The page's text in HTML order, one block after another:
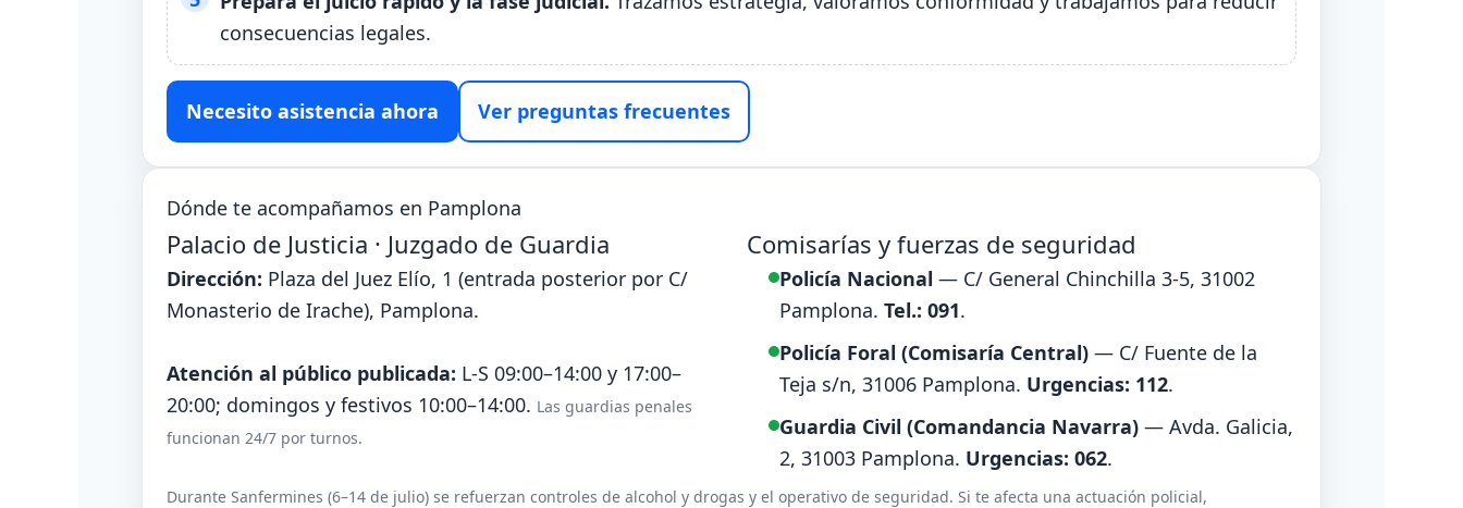
consecuencias legales.
Necesito asistencia ahora Ver preguntas frecuentes
Dónde te acompañamos en Pamplona
Palacio de Justicia · Juzgado de Guardia
Dirección: Plaza del Juez Elío, 1 (entrada posterior por C/
Monasterio de Irache), Pamplona.
Atención al público publicada: L‑S 09:00–14:00 y 17:00–
20:00; domingos y festivos 10:00–14:00. Las guardias penales
funcionan 24/7 por turnos.
Comisarías y fuerzas de seguridad
Policía Nacional — C/ General Chinchilla 3‑5, 31002
Pamplona. Tel.: 091.
Policía Foral (Comisaría Central) — C/ Fuente de la
Teja s/n, 31006 Pamplona. Urgencias: 112.
Guardia Civil (Comandancia Navarra) — Avda. Galicia,
2, 31003 Pamplona. Urgencias: 062.
Durante Sanfermines (6–14 de julio) se refuerzan controles de alcohol y drogas y el operativo de seguridad. Si te afecta una actuación policial,